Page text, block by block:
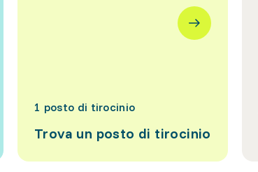
1 posto di tirocinio
Trova un posto di tirocinio